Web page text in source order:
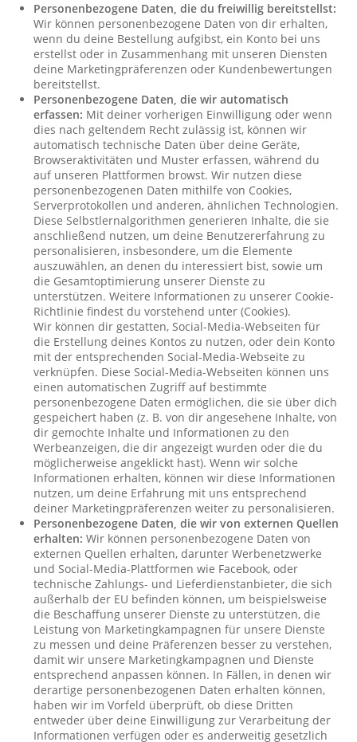
Personenbezogene Daten, die du freiwillig bereitstellst:
Wir können personenbezogene Daten von dir erhalten,
wenn du deine Bestellung aufgibst, ein Konto bei uns
erstellst oder in Zusammenhang mit unseren Diensten
deine Marketingpräferenzen oder Kundenbewertungen
bereitstellst.
Personenbezogene Daten, die wir automatisch
erfassen: Mit deiner vorherigen Einwilligung oder wenn
dies nach geltendem Recht zulässig ist, können wir
automatisch technische Daten über deine Geräte,
Browseraktivitäten und Muster erfassen, während du
auf unseren Plattformen browst. Wir nutzen diese
personenbezogenen Daten mithilfe von Cookies,
Serverprotokollen und anderen, ähnlichen Technologien.
Diese Selbstlernalgorithmen generieren Inhalte, die sie
anschließend nutzen, um deine Benutzererfahrung zu
personalisieren, insbesondere, um die Elemente
auszuwählen, an denen du interessiert bist, sowie um
die Gesamtoptimierung unserer Dienste zu
unterstützen. Weitere Informationen zu unserer Cookie-
Richtlinie findest du vorstehend unter (Cookies).
Wir können dir gestatten, Social-Media-Webseiten für
die Erstellung deines Kontos zu nutzen, oder dein Konto
mit der entsprechenden Social-Media-Webseite zu
verknüpfen. Diese Social-Media-Webseiten können uns
einen automatischen Zugriff auf bestimmte
personenbezogene Daten ermöglichen, die sie über dich
gespeichert haben (z. B. von dir angesehene Inhalte, von
dir gemochte Inhalte und Informationen zu den
Werbeanzeigen, die dir angezeigt wurden oder die du
möglicherweise angeklickt hast). Wenn wir solche
Informationen erhalten, können wir diese Informationen
nutzen, um deine Erfahrung mit uns entsprechend
deiner Marketingpräferenzen weiter zu personalisieren.
Personenbezogene Daten, die wir von externen Quellen
erhalten: Wir können personenbezogene Daten von
externen Quellen erhalten, darunter Werbenetzwerke
und Social-Media-Plattformen wie Facebook, oder
technische Zahlungs- und Lieferdienstanbieter, die sich
außerhalb der EU befinden können, um beispielsweise
die Beschaffung unserer Dienste zu unterstützen, die
Leistung von Marketingkampagnen für unsere Dienste
zu messen und deine Präferenzen besser zu verstehen,
damit wir unsere Marketingkampagnen und Dienste
entsprechend anpassen können. In Fällen, in denen wir
derartige personenbezogenen Daten erhalten können,
haben wir im Vorfeld überprüft, ob diese Dritten
entweder über deine Einwilligung zur Verarbeitung der
Informationen verfügen oder es anderweitig gesetzlich